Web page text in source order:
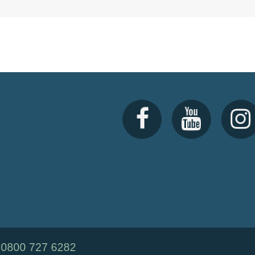
0800 727 6282